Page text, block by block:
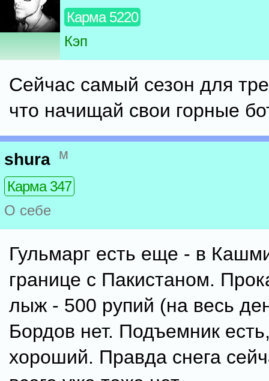
Карма 5220
Кэп
Сейчас самый сезон для
что начищай свои горные
shura м
Карма 347
О себе
Гульмарг есть еще - в
границе с Пакистаном.
лыж - 500 рупий (на весь
Бордов нет. Подъемник
хороший. Правда снега